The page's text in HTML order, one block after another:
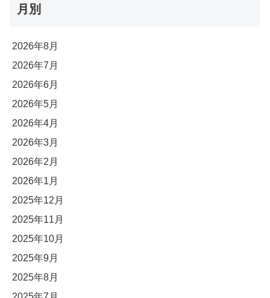
月別
2026年8月
2026年7月
2026年6月
2026年5月
2026年4月
2026年3月
2026年2月
2026年1月
2025年12月
2025年11月
2025年10月
2025年9月
2025年8月